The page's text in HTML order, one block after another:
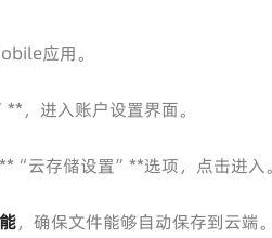
应用。
，进入账户设置界面。
云存储设置”**选项，点击进入。
，确保文件能够自动保存到云端。